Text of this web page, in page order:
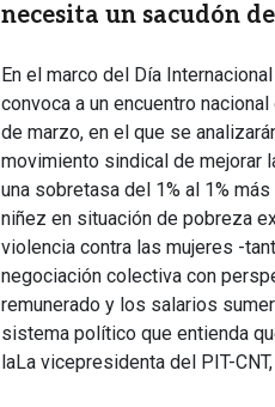
necesita un sacudón
En el marco del Día
convoca a un encuentro
de marzo, en el que se
movimiento sindical de mejorar
una sobretasa del 1% al 1%
niñez en situación de pobreza
violencia contra las mujeres -
negociación colectiva con
remunerado y los salarios
sistema político que entienda
laLa vicepresidenta del PIT-